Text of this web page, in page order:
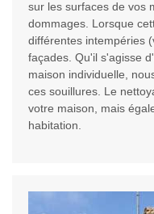
sur les surfaces de vos
dommages. Lorsque
différentes intempéries
façades. Qu'il s'agisse
maison individuelle,
ces souillures. Le
votre maison, mais
habitation.